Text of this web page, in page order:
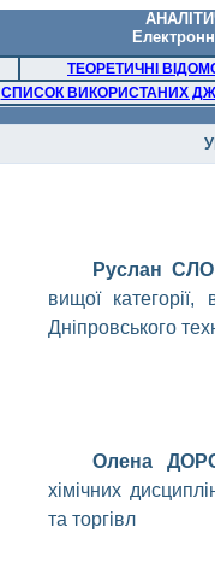
ТЕОРЕТИЧНІ
СПИСОК ВИКОРИСТАНИХ
Руслан
вищої категорії,
Дніпровського
Олена
хімічних
та торгівл